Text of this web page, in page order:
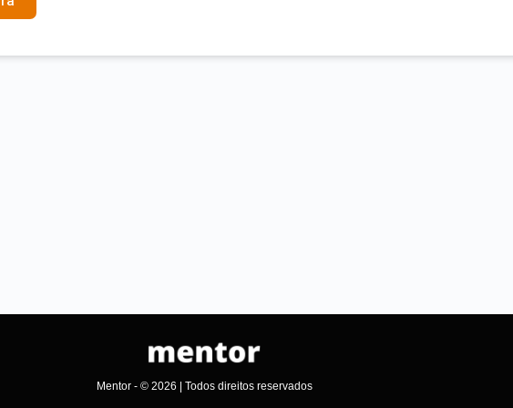
Mentor - © 2026 | Todos direitos reservados